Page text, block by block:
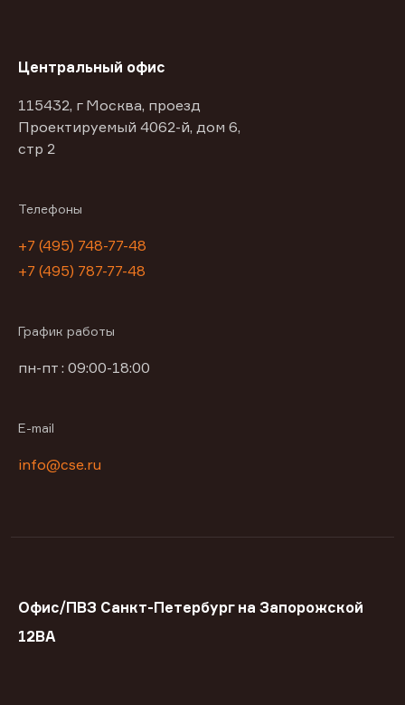
Центральный офис
115432, г Москва, проезд
Проектируемый 4062-й, дом 6,
стр 2
Телефоны
+7 (495) 748-77-48
+7 (495) 787-77-48
График работы
пн-пт : 09:00-18:00
E-mail
info@cse.ru
Офис/ПВЗ Санкт-Петербург на Запорожской
12ВА